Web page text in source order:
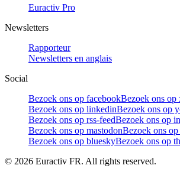
Euractiv Pro
Newsletters
Rapporteur
Newsletters en anglais
Social
Bezoek ons op facebookBezoek ons op
Bezoek ons op linkedinBezoek ons op
Bezoek ons op rss-feedBezoek ons op
Bezoek ons op mastodonBezoek ons
Bezoek ons op blueskyBezoek ons op
© 2026 Euractiv FR. All rights reserved.